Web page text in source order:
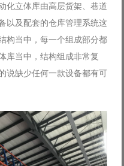
化立体库由高层货架、巷道
以及配套的仓库管理系统这
构当中，每一个组成部分都
库当中，结构组成非常复
说缺少任何一款设备都有可